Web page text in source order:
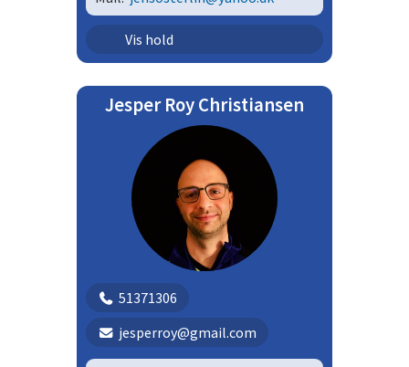
Vis hold
Styrkehuset | Sty
Jesper Roy Christiansen
51371306
jesperroy@gmail.com